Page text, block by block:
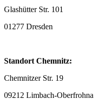
Glashütter Str. 101
01277 Dresden
Standort Chemnitz:
Chemnitzer Str. 19
09212 Limbach-Oberfrohna